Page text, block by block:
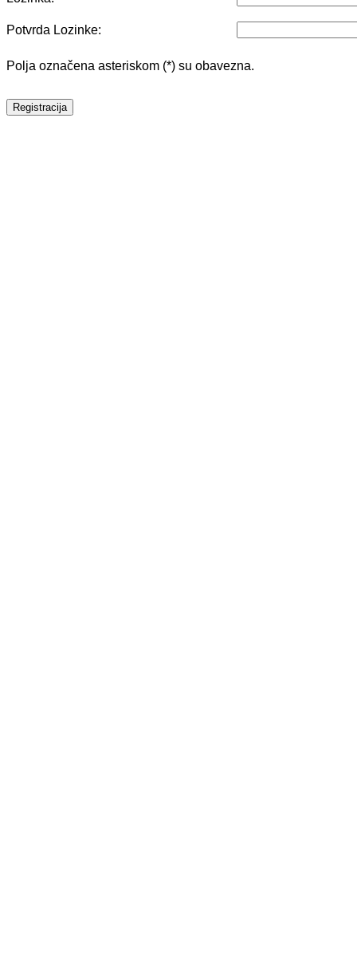
Potvrda Lozinke:
Polja označena asteriskom (*) su obavezna.
Registracija